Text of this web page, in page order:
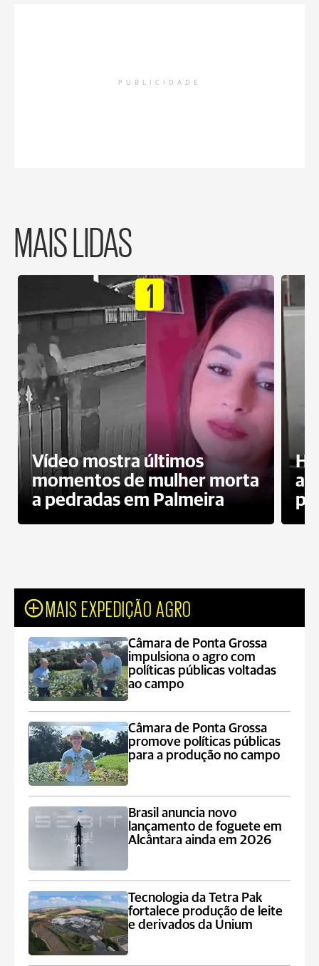
PUBLICIDADE
MAIS LIDAS
1
Vídeo mostra últimos
momentos de mulher morta
a pedradas em Palmeira
MAIS EXPEDIÇÃO AGRO
Câmara de Ponta Grossa
impulsiona o agro com
políticas públicas voltadas
ao campo
Câmara de Ponta Grossa
promove políticas públicas
para a produção no campo
Brasil anuncia novo
lançamento de foguete em
Alcântara ainda em 2026
Tecnologia da Tetra Pak
fortalece produção de leite
e derivados da Unium